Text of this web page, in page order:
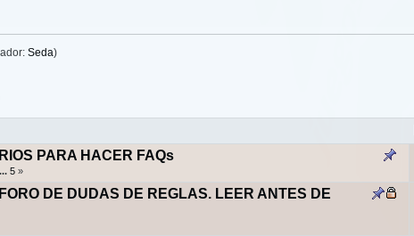
Seda)
PARA HACER FAQs
...5 »
DE DUDAS DE REGLAS. LEER ANTES DE